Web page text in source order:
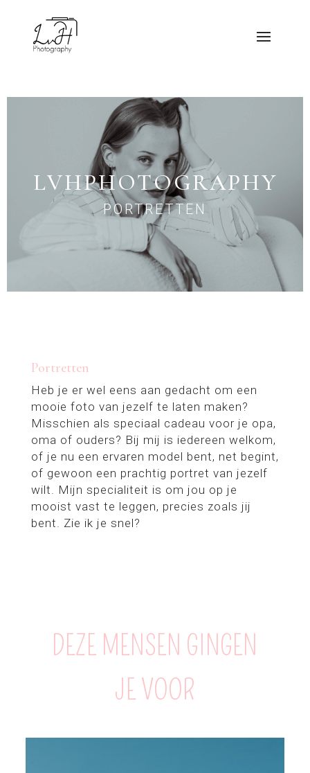
LVHPHOTOGRAPHY
PORTRETTEN
Portretten
Heb je er wel eens aan gedacht om een
mooie foto van jezelf te laten maken?
Misschien als speciaal cadeau voor je opa,
oma of ouders? Bij mij is iedereen welkom,
of je nu een ervaren model bent, net begint,
of gewoon een prachtig portret van jezelf
wilt. Mijn specialiteit is om jou op je
mooist vast te leggen, precies zoals jij
bent. Zie ik je snel?
DEZE MENSEN GINGEN
JE VOOR